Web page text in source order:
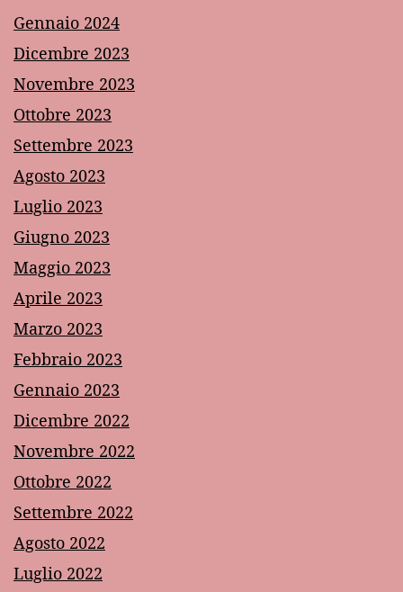
Gennaio 2024
Dicembre 2023
Novembre 2023
Ottobre 2023
Settembre 2023
Agosto 2023
Luglio 2023
Giugno 2023
Maggio 2023
Aprile 2023
Marzo 2023
Febbraio 2023
Gennaio 2023
Dicembre 2022
Novembre 2022
Ottobre 2022
Settembre 2022
Agosto 2022
Luglio 2022